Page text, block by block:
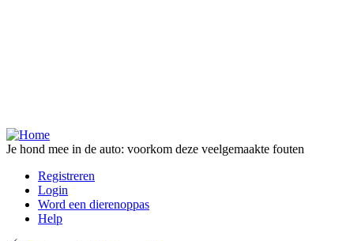
Je hond mee in de auto: voorkom deze veelgemaakte fouten
Registreren
Login
Word een dierenoppas
Help